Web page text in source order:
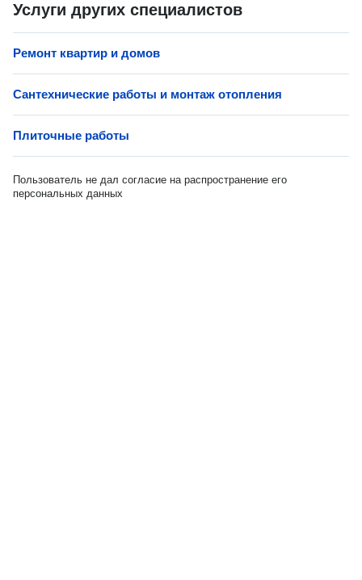
Услуги других специалистов
Ремонт квартир и домов
Сантехнические работы и монтаж отопления
Плиточные работы
Пользователь не дал согласие на распространение его
персональных данных